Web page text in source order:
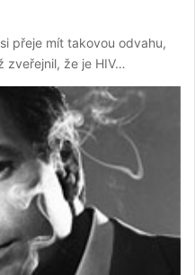
přeje mít takovou odvahu,
zveřejnil, že je HIV…